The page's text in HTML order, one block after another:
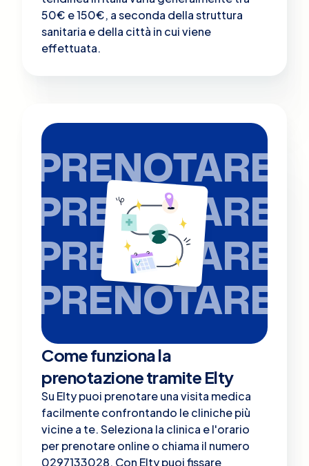
50€ e 150€, a seconda della struttura
sanitaria e della città in cui viene
effettuata.
PRENOTARE
PRENOTARE
PRENOTARE
PRENOTARE
Come funziona la
prenotazione tramite Elty
Su Elty puoi prenotare una visita medica
facilmente confrontando le cliniche più
vicine a te. Seleziona la clinica e l'orario
per prenotare online o chiama il numero
0297133028. Con Elty puoi fissare